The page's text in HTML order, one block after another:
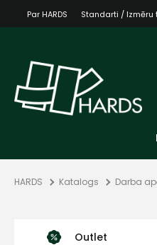
Par HARDS Standarti / Izmēru
HARDS Katalogs Darba
Outlet